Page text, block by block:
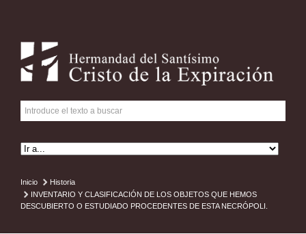
Inicio
Historia
INVENTARIO Y CLASIFICACIÓN DE LOS OBJETOS QUE HEMOS
DESCUBIERTO O ESTUDIADO PROCEDENTES DE ESTA NECRÓPOLI.